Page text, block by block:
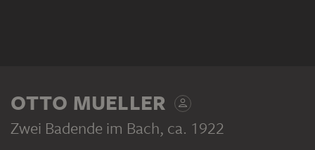
OTTO MUELLER
Zwei Badende im Bach, ca. 1922